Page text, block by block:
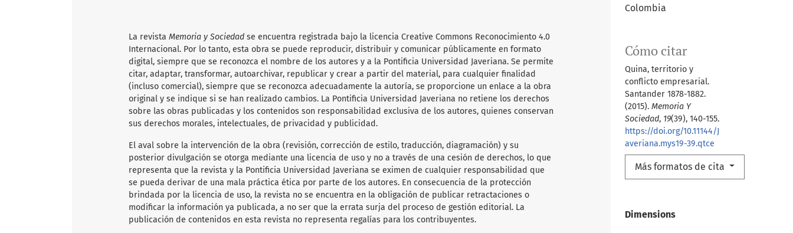
Colombia
Cómo citar
Quina, territorio y
conflicto empresarial.
Santander 1878-1882.
(2015). Memoria Y
Sociedad, 19(39), 140-155.
https://doi.org/10.11144/J
averiana.mys19-39.qtce
Más formatos de cita
Dimensions
La revista Memoria y Sociedad se encuentra registrada bajo la licencia Creative Commons Reconocimiento 4.0
Internacional. Por lo tanto, esta obra se puede reproducir, distribuir y comunicar públicamente en formato
digital, siempre que se reconozca el nombre de los autores y a la Pontificia Universidad Javeriana. Se permite
citar, adaptar, transformar, autoarchivar, republicar y crear a partir del material, para cualquier finalidad
(incluso comercial), siempre que se reconozca adecuadamente la autoría, se proporcione un enlace a la obra
original y se indique si se han realizado cambios. La Pontificia Universidad Javeriana no retiene los derechos
sobre las obras publicadas y los contenidos son responsabilidad exclusiva de los autores, quienes conservan
sus derechos morales, intelectuales, de privacidad y publicidad.
El aval sobre la intervención de la obra (revisión, corrección de estilo, traducción, diagramación) y su
posterior divulgación se otorga mediante una licencia de uso y no a través de una cesión de derechos, lo que
representa que la revista y la Pontificia Universidad Javeriana se eximen de cualquier responsabilidad que
se pueda derivar de una mala práctica ética por parte de los autores. En consecuencia de la protección
brindada por la licencia de uso, la revista no se encuentra en la obligación de publicar retractaciones o
modificar la información ya publicada, a no ser que la errata surja del proceso de gestión editorial. La
publicación de contenidos en esta revista no representa regalías para los contribuyentes.